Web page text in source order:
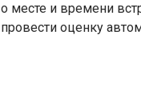
о месте и времени
провести оценку